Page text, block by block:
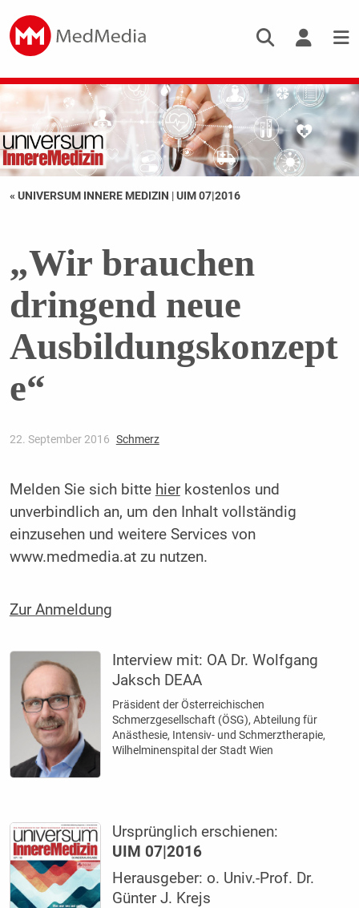
« UNIVERSUM INNERE MEDIZIN |UIM 07|2016
„Wir brauchen
dringend neue
Ausbildungskonzept
e“
22. September 2016 Schmerz
Melden Sie sich bitte hierkostenlos und
unverbindlich an, um den Inhalt vollständig
einzusehen und weitere Services von
www.medmedia.at zu nutzen.
Zur Anmeldung
Interview mit: OA Dr. Wolfgang
Jaksch DEAA
Präsident der Österreichischen
Schmerzgesellschaft (ÖSG), Abteilung für
Anästhesie, Intensiv- und Schmerztherapie,
Wilhelminenspital der Stadt Wien
Ursprünglich erschienen:
UIM 07|2016
Herausgeber: o. Univ.-Prof. Dr.
Günter J. Krejs